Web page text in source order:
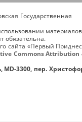
Государственная
обязательна.
сайта «Первый
Commons Attribution
MD-3300, пер.